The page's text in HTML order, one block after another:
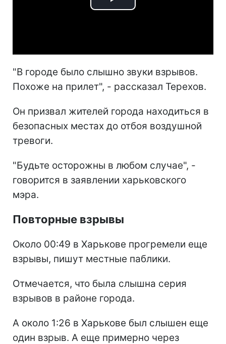
Play
"В городе было слышно звуки взрывов.
Похоже на прилет", - рассказал Терехов.
Он призвал жителей города находиться в
безопасных местах до отбоя воздушной
тревоги.
"Будьте осторожны в любом случае", -
говорится в заявлении харьковского
мэра.
Повторные взрывы
Около 00:49 в Харькове прогремели еще
взрывы, пишут местные паблики.
Отмечается, что была слышна серия
взрывов в районе города.
А около 1:26 в Харькове был слышен еще
один взрыв. А еще примерно через